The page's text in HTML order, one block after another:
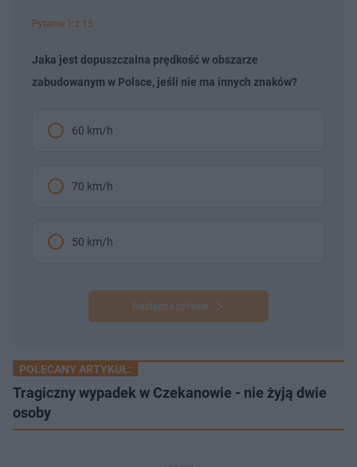
Pytanie 1 z 15
Jaka jest dopuszczalna prędkość w obszarze
zabudowanym w Polsce, jeśli nie ma innych znaków?
60 km/h
70 km/h
50 km/h
Następne pytanie
POLECANY ARTYKUŁ:
Tragiczny wypadek w Czekanowie - nie żyją dwie
osoby